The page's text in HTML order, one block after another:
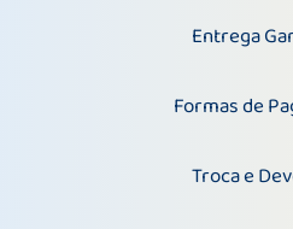
Entrega
Formas de
Troca e